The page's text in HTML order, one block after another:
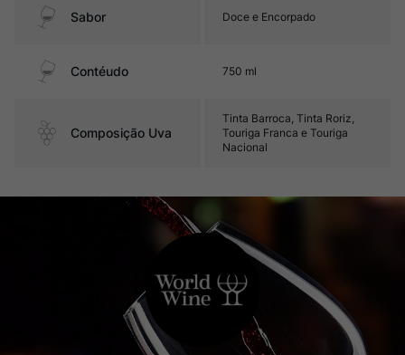
Sabor Doce e Encorpado
Contéudo 750 ml
Composição Uva
Tinta Barroca, Tinta Roriz,
Touriga Franca e Touriga
Nacional